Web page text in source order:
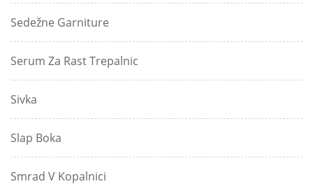
Sedežne Garniture
Serum Za Rast Trepalnic
Sivka
Slap Boka
Smrad V Kopalnici